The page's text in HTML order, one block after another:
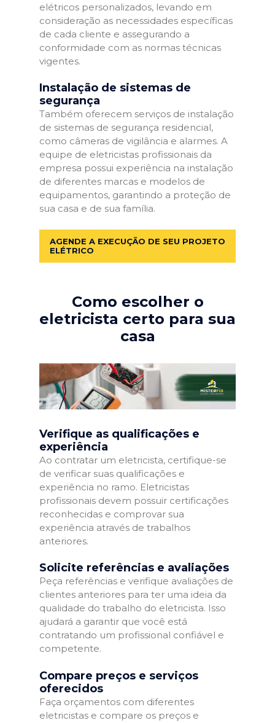
elétricos personalizados, levando em
consideração as necessidades específicas
de cada cliente e assegurando a
conformidade com as normas técnicas
vigentes.
Instalação de sistemas de
segurança
Também oferecem serviços de instalação
de sistemas de segurança residencial,
como câmeras de vigilância e alarmes. A
equipe de eletricistas profissionais da
empresa possui experiência na instalação
de diferentes marcas e modelos de
equipamentos, garantindo a proteção de
sua casa e de sua família.
AGENDE A EXECUÇÃO DE SEU PROJETO
ELÉTRICO
Como escolher o
eletricista certo para sua
casa
Verifique as qualificações e
experiência
Ao contratar um eletricista, certifique-se
de verificar suas qualificações e
experiência no ramo. Eletricistas
profissionais devem possuir certificações
reconhecidas e comprovar sua
experiência através de trabalhos
anteriores.
Solicite referências e avaliações
Peça referências e verifique avaliações de
clientes anteriores para ter uma ideia da
qualidade do trabalho do eletricista. Isso
ajudará a garantir que você está
contratando um profissional confiável e
competente.
Compare preços e serviços
oferecidos
Faça orçamentos com diferentes
eletricistas e compare os preços e